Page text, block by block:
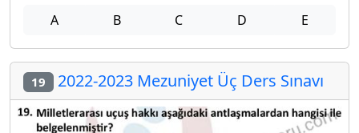
A B C D E
19 2022-2023 Mezuniyet Üç Ders Sınavı